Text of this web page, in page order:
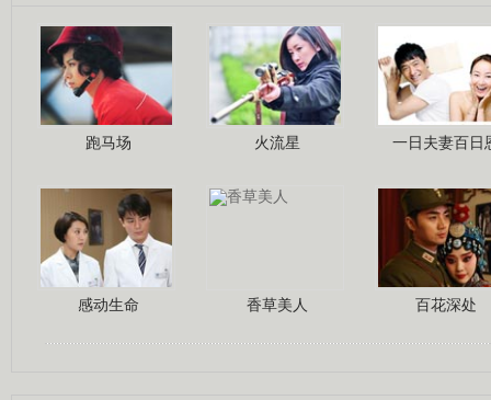
跑马场 火流星 一日夫妻百日
感动生命 香草美人 百花深处